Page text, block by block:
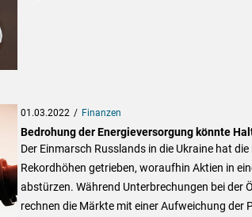
01.03.2022 Finanzen
Bedrohung der Energieversorgung könnte
Der Einmarsch Russlands in die Ukraine hat
Rekordhöhen getrieben, woraufhin Aktien in
abstürzen. Während Unterbrechungen bei der
rechnen die Märkte mit einer Aufweichung der